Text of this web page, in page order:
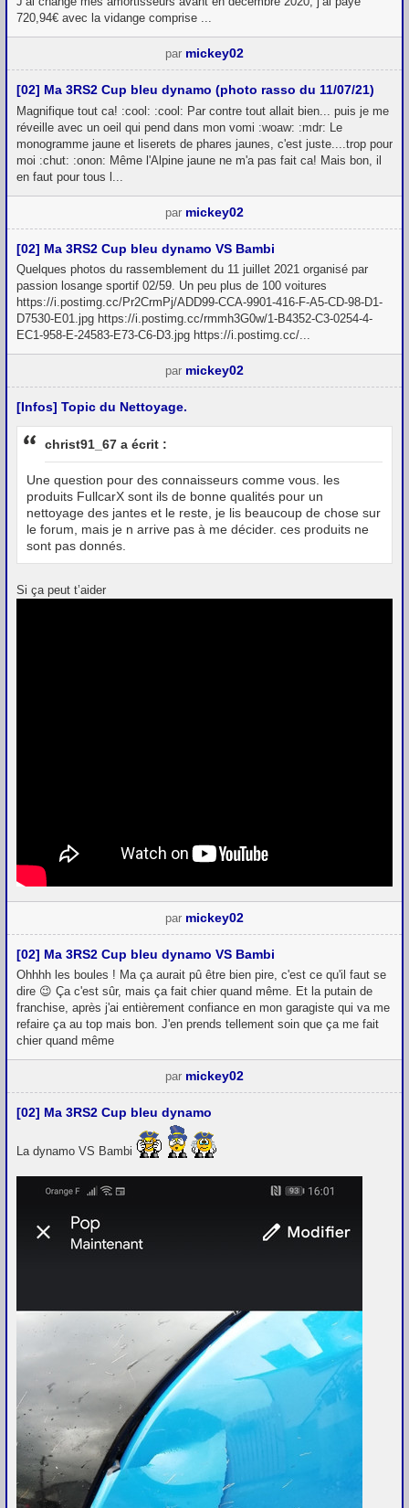
720,94€ avec la vidange comprise ...
par mickey02
[02] Ma 3RS2 Cup bleu dynamo (photo rasso du 11/07/21)
Magnifique tout ca! :cool: :cool: Par contre tout allait bien... puis je me
réveille avec un oeil qui pend dans mon vomi :woaw: :mdr: Le
monogramme jaune et liserets de phares jaunes, c'est juste....trop pour
moi :chut: :onon: Même l'Alpine jaune ne m'a pas fait ca! Mais bon, il
en faut pour tous l...
par mickey02
[02] Ma 3RS2 Cup bleu dynamo VS Bambi
Quelques photos du rassemblement du 11 juillet 2021 organisé par
passion losange sportif 02/59. Un peu plus de 100 voitures
https://i.postimg.cc/Pr2CrmPj/ADD99-CCA-9901-416-F-A5-CD-98-D1-
D7530-E01.jpg https://i.postimg.cc/rmmh3G0w/1-B4352-C3-0254-4-
EC1-958-E-24583-E73-C6-D3.jpg https://i.postimg.cc/...
par mickey02
[Infos] Topic du Nettoyage.
christ91_67 a écrit :
Une question pour des connaisseurs comme vous. les
produits FullcarX sont ils de bonne qualités pour un
nettoyage des jantes et le reste, je lis beaucoup de chose sur
le forum, mais je n arrive pas à me décider. ces produits ne
sont pas donnés.
Si ça peut t’aider
par mickey02
[02] Ma 3RS2 Cup bleu dynamo VS Bambi
Ohhhh les boules ! Ma ça aurait pû être bien pire, c'est ce qu'il faut se
dire 😉 Ça c'est sûr, mais ça fait chier quand même. Et la putain de
franchise, après j'ai entièrement confiance en mon garagiste qui va me
refaire ça au top mais bon. J'en prends tellement soin que ça me fait
chier quand même
par mickey02
[02] Ma 3RS2 Cup bleu dynamo
La dynamo VS Bambi